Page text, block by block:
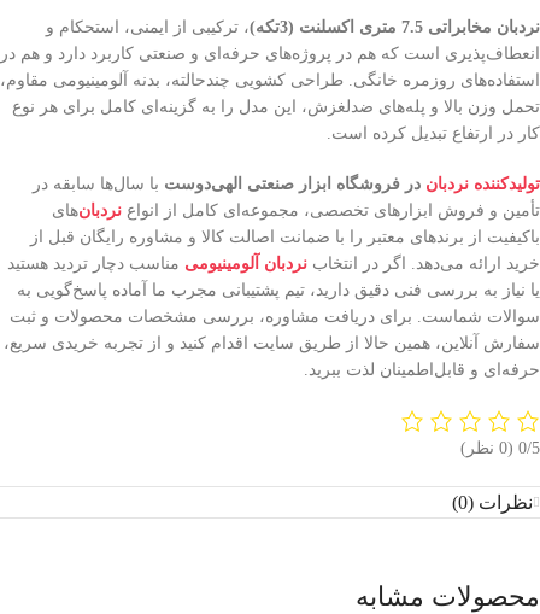
نردبان مخابراتی 7.5 متری اکسلنت (3تکه)
، ترکیبی از ایمنی، استحکام و
انعطاف‌پذیری است که هم در پروژه‌های حرفه‌ای و صنعتی کاربرد دارد و هم در
استفاده‌های روزمره خانگی. طراحی کشویی چندحالته، بدنه آلومینیومی مقاوم،
تحمل وزن بالا و پله‌های ضدلغزش، این مدل را به گزینه‌ای کامل برای هر نوع
کار در ارتفاع تبدیل کرده است.
تولیدکننده نردبان در فروشگاه ابزار صنعتی الهی‌دوست با سال‌ها سابقه در
تأمین و فروش ابزارهای تخصصی، مجموعه‌ای کامل از انواع نردبان‌های
باکیفیت از برندهای معتبر را با ضمانت اصالت کالا و مشاوره رایگان قبل از
خرید ارائه می‌دهد. اگر در انتخاب نردبان آلومینیومی مناسب دچار تردید هستید
یا نیاز به بررسی فنی دقیق دارید، تیم پشتیبانی مجرب ما آماده پاسخ‌گویی به
سوالات شماست. برای دریافت مشاوره، بررسی مشخصات محصولات و ثبت
سفارش آنلاین، همین حالا از طریق سایت اقدام کنید و از تجربه خریدی سریع،
حرفه‌ای و قابل‌اطمینان لذت ببرید.
‫0/5 ‫(0 نظر)
نظرات (0)
محصولات مشابه